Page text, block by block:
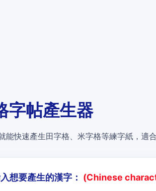
字帖產生器
能快速產生田字格、米字格等練字紙，適
想要產生的漢字： (Chinese